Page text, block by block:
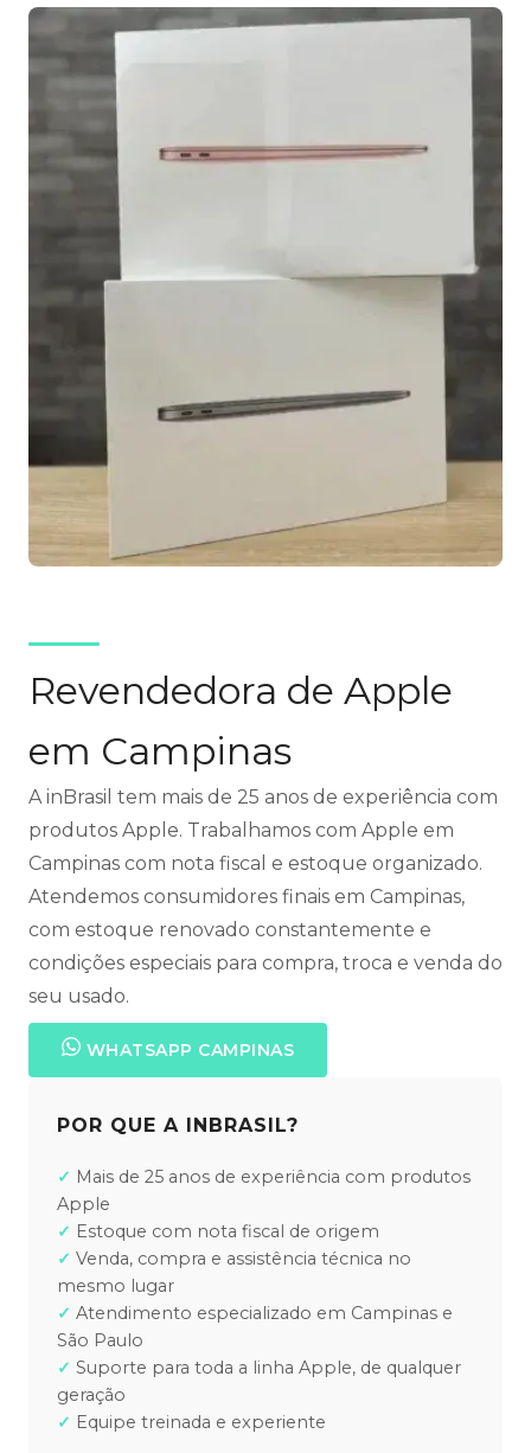
Revendedora de Apple
em Campinas
A inBrasil tem mais de 25 anos de experiência com
produtos Apple. Trabalhamos com Apple em
Campinas com nota fiscal e estoque organizado.
Atendemos consumidores finais em Campinas,
com estoque renovado constantemente e
condições especiais para compra, troca e venda do
seu usado.
WHATSAPP CAMPINAS
POR QUE A INBRASIL?
Mais de 25 anos de experiência com produtos
Apple
Estoque com nota fiscal de origem
Venda, compra e assistência técnica no
mesmo lugar
Atendimento especializado em Campinas e
São Paulo
Suporte para toda a linha Apple, de qualquer
geração
Equipe treinada e experiente